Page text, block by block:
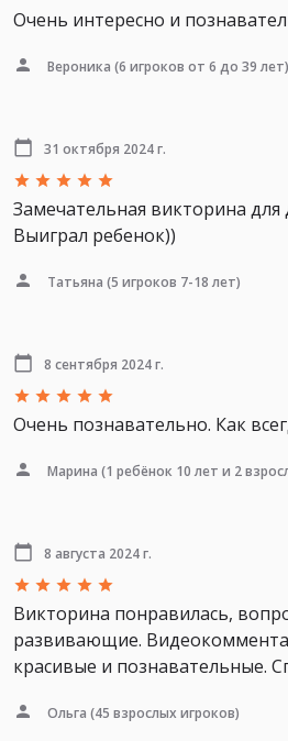
Очень интересно и
Вероника (6 игроков от 6 до 39 лет)
31 октября 2024 г.
Замечательная викторина для
Выиграл ребенок))
Татьяна (5 игроков 7-18 лет)
8 сентября 2024 г.
Очень познавательно. Как
Марина (1 ребёнок 10 лет и 2
8 августа 2024 г.
Викторина понравилась,
развивающие.
красивые и познавательные.
Ольга (45 взрослых игроков)